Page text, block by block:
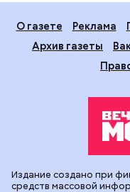
О газете Реклама
Архив газеты
Издание создано при
средств массовой